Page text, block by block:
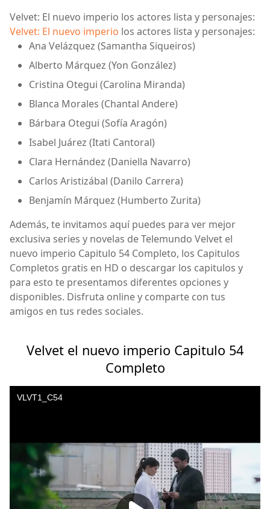
Velvet: El nuevo imperio los actores lista y personajes:
Velvet: El nuevo imperio los actores lista y personajes:
Ana Velázquez (Samantha Siqueiros)
Alberto Márquez (Yon González)
Cristina Otegui (Carolina Miranda)
Blanca Morales (Chantal Andere)
Bárbara Otegui (Sofía Aragón)
Isabel Juárez (Itati Cantoral)
Clara Hernández (Daniella Navarro)
Carlos Aristizábal (Danilo Carrera)
Benjamín Márquez (Humberto Zurita)
Además, te invitamos aquí puedes para ver mejor
exclusiva series y novelas de Telemundo Velvet el
nuevo imperio Capitulo 54 Completo, los Capitulos
Completos gratis en HD o descargar los capitulos y
para esto te presentamos diferentes opciones y
disponibles. Disfruta online y comparte con tus
amigos en tus redes sociales.
Velvet el nuevo imperio Capitulo 54
Completo